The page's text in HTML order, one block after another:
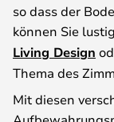
so dass der
können Sie
Living Design
Thema des
Mit diesen